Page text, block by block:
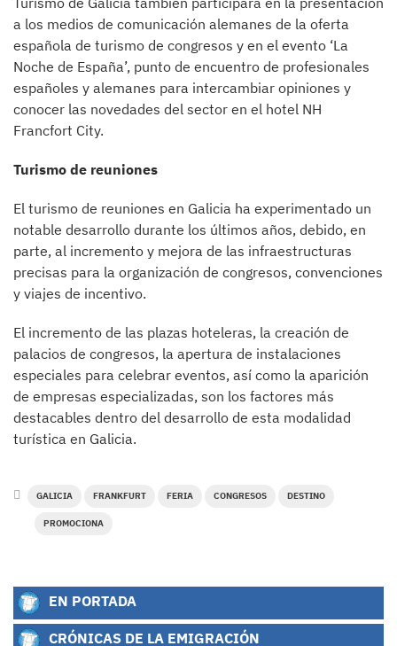
a los medios de comunicación alemanes de la oferta
española de turismo de congresos y en el evento ‘La
Noche de España’, punto de encuentro de profesionales
españoles y alemanes para intercambiar opiniones y
conocer las novedades del sector en el hotel NH
Francfort City.
Turismo de reuniones
El turismo de reuniones en Galicia ha experimentado un
notable desarrollo durante los últimos años, debido, en
parte, al incremento y mejora de las infraestructuras
precisas para la organización de congresos, convenciones
y viajes de incentivo.
El incremento de las plazas hoteleras, la creación de
palacios de congresos, la apertura de instalaciones
especiales para celebrar eventos, así como la aparición
de empresas especializadas, son los factores más
destacables dentro del desarrollo de esta modalidad
turística en Galicia.
GALICIA FRANKFURT FERIA CONGRESOS DESTINO
PROMOCIONA
EN PORTADA
CRÓNICAS DE LA EMIGRACIÓN